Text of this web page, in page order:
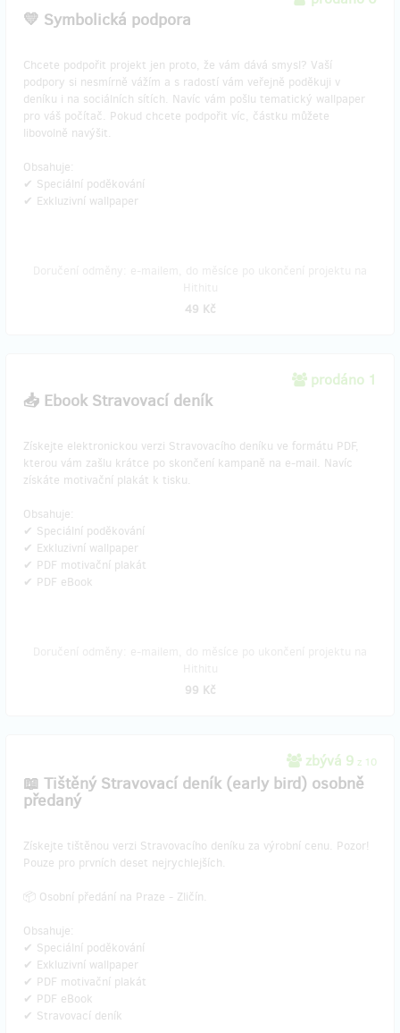
💛 Symbolická podpora
Chcete podpořit projekt jen proto, že vám dává smysl? Vaší
podpory si nesmírně vážím a s radostí vám veřejně poděkuji v
deníku i na sociálních sítích. Navíc vám pošlu tematický wallpaper
pro váš počítač. Pokud chcete podpořit víc, částku můžete
libovolně navýšit.
Obsahuje:
✔ Speciální poděkování
✔ Exkluzivní wallpaper
49 Kč
prodáno 1
📥 Ebook Stravovací deník
Získejte elektronickou verzi Stravovacího deníku ve formátu PDF,
kterou vám zašlu krátce po skončení kampaně na e-mail. Navíc
získáte motivační plakát k tisku.
Obsahuje:
✔ Speciální poděkování
✔ Exkluzivní wallpaper
✔ PDF motivační plakát
✔ PDF eBook
99 Kč
zbývá 9 z 10
📖 Tištěný Stravovací deník (early bird) osobně
předaný
​Získejte tištěnou verzi Stravovacího deníku za výrobní cenu. Pozor!
Pouze pro prvních deset nejrychlejších.
📦 Osobní předání na Praze - Zličín.
Obsahuje:
✔ Speciální poděkování
✔ Exkluzivní wallpaper
✔ PDF motivační plakát
✔ PDF eBook
✔ Stravovací deník